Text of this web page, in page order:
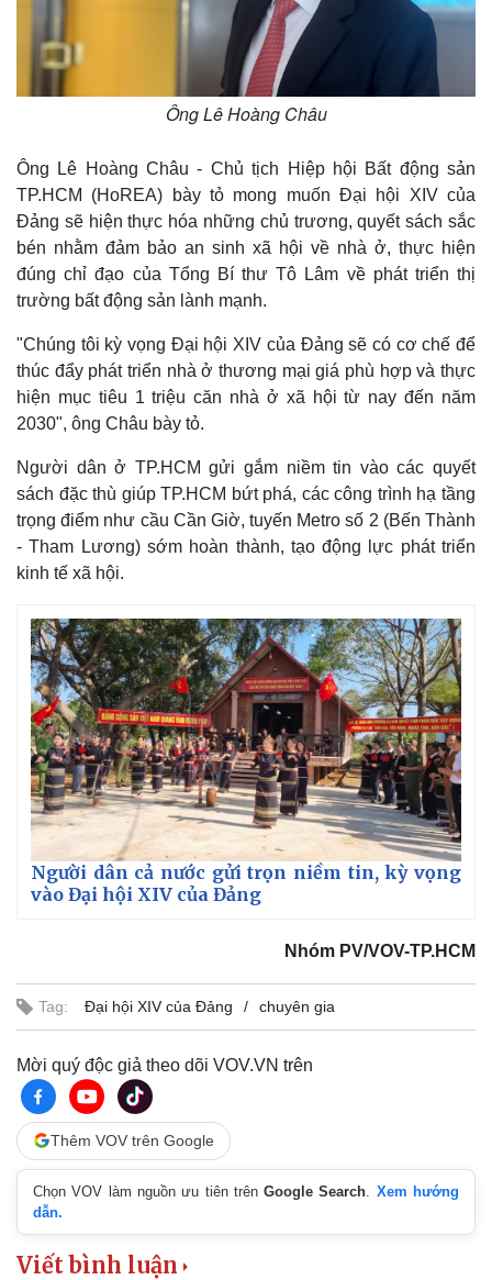
Pháp luật
Vụ án
Tin nóng
Tư vấn luật
Ông Lê Hoàng Châu
Ông Lê Hoàng Châu - Chủ tịch Hiệp hội Bất động sản
TP.HCM (HoREA) bày tỏ mong muốn Đại hội XIV của
Đảng sẽ hiện thực hóa những chủ trương, quyết sách sắc
bén nhằm đảm bảo an sinh xã hội về nhà ở, thực hiện
đúng chỉ đạo của Tổng Bí thư Tô Lâm về phát triển thị
trường bất động sản lành mạnh.
"Chúng tôi kỳ vọng Đại hội XIV của Đảng sẽ có cơ chế để
thúc đẩy phát triển nhà ở thương mại giá phù hợp và thực
hiện mục tiêu 1 triệu căn nhà ở xã hội từ nay đến năm
2030", ông Châu bày tỏ.
Người dân ở TP.HCM gửi gắm niềm tin vào các quyết
sách đặc thù giúp TP.HCM bứt phá, các công trình hạ tầng
trọng điểm như cầu Cần Giờ, tuyến Metro số 2 (Bến Thành
- Tham Lương) sớm hoàn thành, tạo động lực phát triển
kinh tế xã hội.
Người dân cả nước gửi trọn niềm tin, kỳ vọng
vào Đại hội XIV của Đảng
Nhóm PV/VOV-TP.HCM
Tag: Đại hội XIV của Đảng chuyên gia
Mời quý độc giả theo dõi VOV.VN trên
Thêm VOV trên Google
Chọn VOV làm nguồn ưu tiên trênGoogle Search
Xem hướng
dẫn.
Viết bình luận